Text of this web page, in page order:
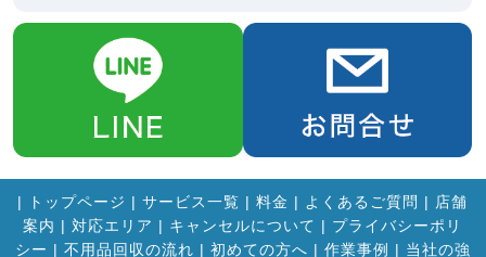
| トップページ | サービス一覧 | 料金 | よくあるご質問 | 店舗
案内 | 対応エリア | キャンセルについて | プライバシーポリ
シー | 不用品回収の流れ | 初めての方へ | 作業事例 | 当社の強